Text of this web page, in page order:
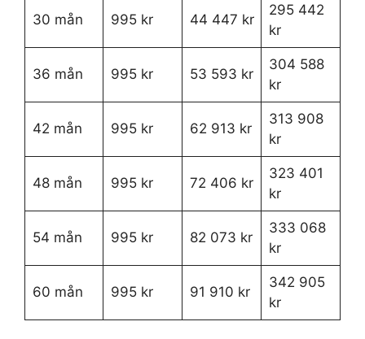
30 mån 995 kr 44 447 kr
295 442
kr
36 mån 995 kr 53 593 kr
304 588
kr
42 mån 995 kr 62 913 kr
313 908
kr
48 mån 995 kr 72 406 kr
323 401
kr
54 mån 995 kr 82 073 kr
333 068
kr
60 mån 995 kr 91 910 kr
342 905
kr